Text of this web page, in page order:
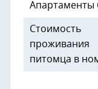
Апартаменты
Стоимость
проживания
питомца в